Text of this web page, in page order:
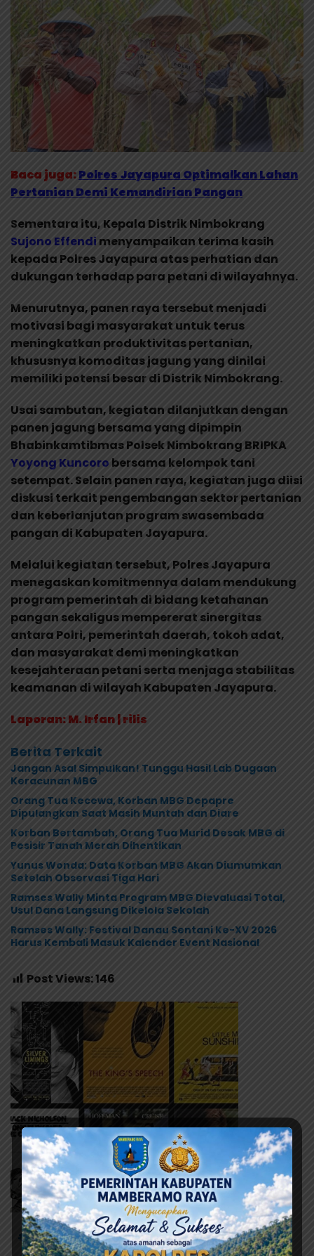
Baca juga:Polres Jayapura Optimalkan Lahan
Pertanian Demi Kemandirian Pangan
Sementara itu, Kepala Distrik Nimbokrang
Sujono Effendi menyampaikan terima kasih
kepada Polres Jayapura atas perhatian dan
dukungan terhadap para petani di wilayahnya.
Menurutnya, panen raya tersebut menjadi
motivasi bagi masyarakat untuk terus
meningkatkan produktivitas pertanian,
khususnya komoditas jagung yang dinilai
memiliki potensi besar di Distrik Nimbokrang.
Usai sambutan, kegiatan dilanjutkan dengan
panen jagung bersama yang dipimpin
Bhabinkamtibmas Polsek Nimbokrang BRIPKA
Yoyong Kuncoro bersama kelompok tani
setempat. Selain panen raya, kegiatan juga diisi
diskusi terkait pengembangan sektor pertanian
dan keberlanjutan program swasembada
pangan di Kabupaten Jayapura.
Melalui kegiatan tersebut, Polres Jayapura
menegaskan komitmennya dalam mendukung
program pemerintah di bidang ketahanan
pangan sekaligus mempererat sinergitas
antara Polri, pemerintah daerah, tokoh adat,
dan masyarakat demi meningkatkan
kesejahteraan petani serta menjaga stabilitas
keamanan di wilayah Kabupaten Jayapura.
Laporan: M. Irfan | rilis
Berita Terkait
Jangan Asal Simpulkan! Tunggu Hasil Lab Dugaan
Keracunan MBG
Orang Tua Kecewa, Korban MBG Depapre
Dipulangkan Saat Masih Muntah dan Diare
Korban Bertambah, Orang Tua Murid Desak MBG di
Pesisir Tanah Merah Dihentikan
Yunus Wonda: Data Korban MBG Akan Diumumkan
Setelah Observasi Tiga Hari
Ramses Wally Minta Program MBG Dievaluasi Total,
Usul Dana Langsung Dikelola Sekolah
Ramses Wally: Festival Danau Sentani Ke-XV 2026
Harus Kembali Masuk Kalender Event Nasional
Post Views:146
# Panen Raya Jagung
# Polres Jayapura